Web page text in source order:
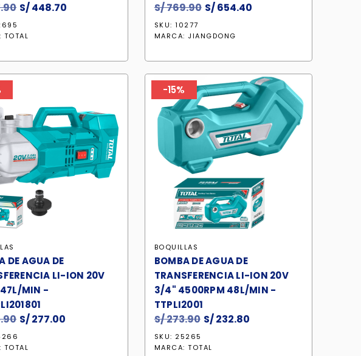
El
original
S/ 527.90.
S/448.70
S/ 448.70.
TOTAL
S/769.90 El
original
S/ 769.90.
S/654.40
S/ 654.40.
SKU: 10277
MARCA: JIANGDONG
DE AGUA DE
LI-ION 20V
MIN -
El
original
S/277.00
TOTAL
-15%
BOQUILLAS
BOMBA DE AGUA DE
TRANSFERENCIA LI-ION 20V
3/4" 4500RPM 48L/MIN -
TTPLI2001
S/273.90 El
original
S/232.80
SKU: 25265
MARCA:TOTAL